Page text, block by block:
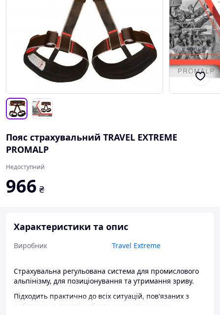
Пояс страхувальний TRAVEL EXTREME
PROMALP
Недоступний
966 ₴
Характеристики та опис
Виробник Travel Extreme
Страхувальна регульована система для промислового
альпінізму, для позиціонування та утримання зриву.
Підходить практично до всіх ситуацій, пов'язаних з
роботами на висоті, забезпечуючи при цьому